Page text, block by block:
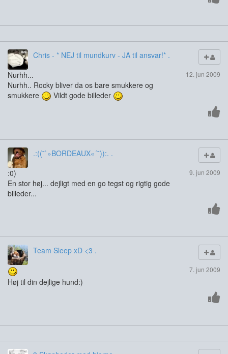
Chris - * NEJ til mundkurv - JA til ansvar!* .
12. jun 2009
Nurhh...
Nurhh.. Rocky bliver da os bare smukkere og
smukkere
Vildt gode billeder
.:((¯`»BORDEAUX«´¯)):. .
9. jun 2009
:0)
En stor høj... dejligt med en go tegst og rigtig gode
billeder...
Team Sleep xD <3 .
7. jun 2009
Høj til din dejlige hund:)